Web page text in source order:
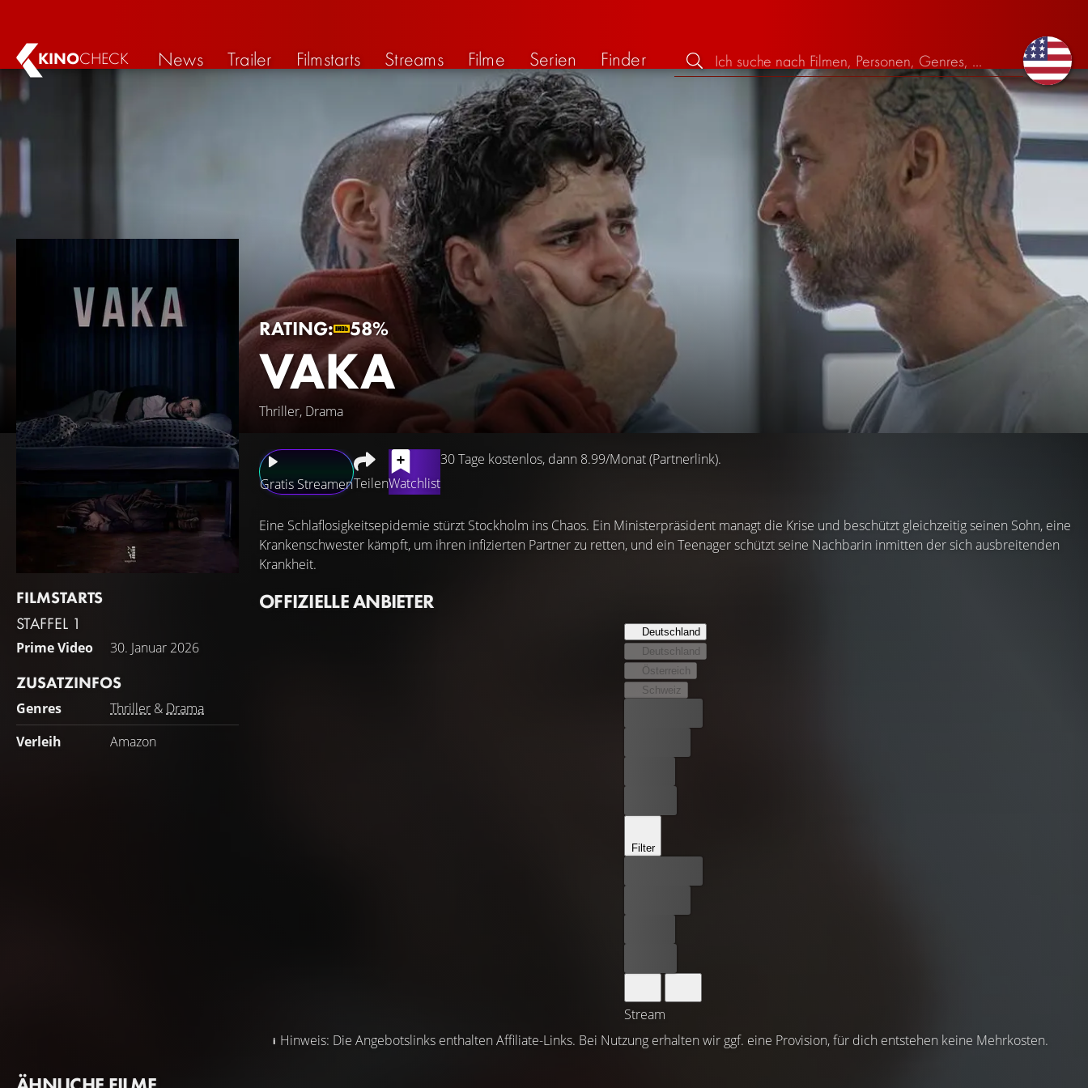
KINOCHECK News Trailer Filmstarts Streams Filme Serien Finder
RATING: 58%
VAKA
Thriller, Drama
FILMSTARTS
STAFFEL 1
Prime Video 30. Januar 2026
ZUSATZINFOS
Genres Thriller & Drama
Verleih
Amazon
Gratis StreamenTeilenWatchlist
30 Tage kostenlos, dann 8.99/Monat (Partnerlink).
Eine Schlaflosigkeitsepidemie stürzt Stockholm ins Chaos. Ein Ministerpräsident managt die Krise und beschützt gleichzeitig seinen Sohn, eine
Krankenschwester kämpft, um ihren infizierten Partner zu retten, und ein Teenager schützt seine Nachbarin inmitten der sich ausbreitenden
Krankheit.
OFFIZIELLE ANBIETER
Deutschland
Deutschland
Österreich
Schweiz
Filter
Stream
Hinweis: Die Angebotslinks enthalten Affiliate-Links. Bei Nutzung erhalten wir ggf. eine Provision, für dich entstehen keine Mehrkosten.